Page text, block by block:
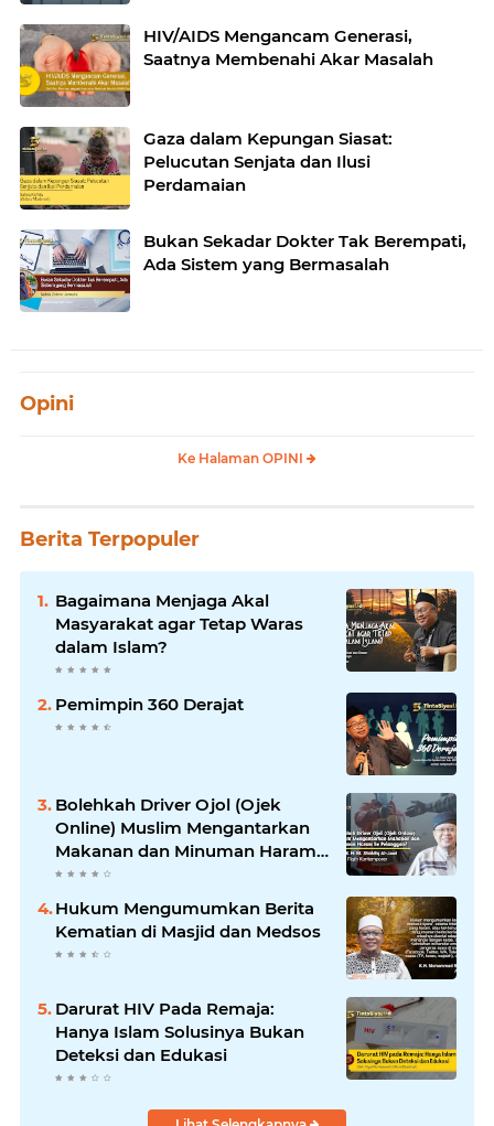
HIV/AIDS Mengancam Generasi,
Saatnya Membenahi Akar Masalah
Gaza dalam Kepungan Siasat:
Pelucutan Senjata dan Ilusi
Perdamaian
Bukan Sekadar Dokter Tak Berempati,
Ada Sistem yang Bermasalah
Opini
Ke Halaman OPINI
Berita Terpopuler
Bagaimana Menjaga Akal
Masyarakat agar Tetap Waras
dalam Islam?
Pemimpin 360 Derajat
Bolehkah Driver Ojol (Ojek
Online) Muslim Mengantarkan
Makanan dan Minuman Haram
ke Pelanggan?
Hukum Mengumumkan Berita
Kematian di Masjid dan Medsos
Darurat HIV Pada Remaja:
Hanya Islam Solusinya Bukan
Deteksi dan Edukasi